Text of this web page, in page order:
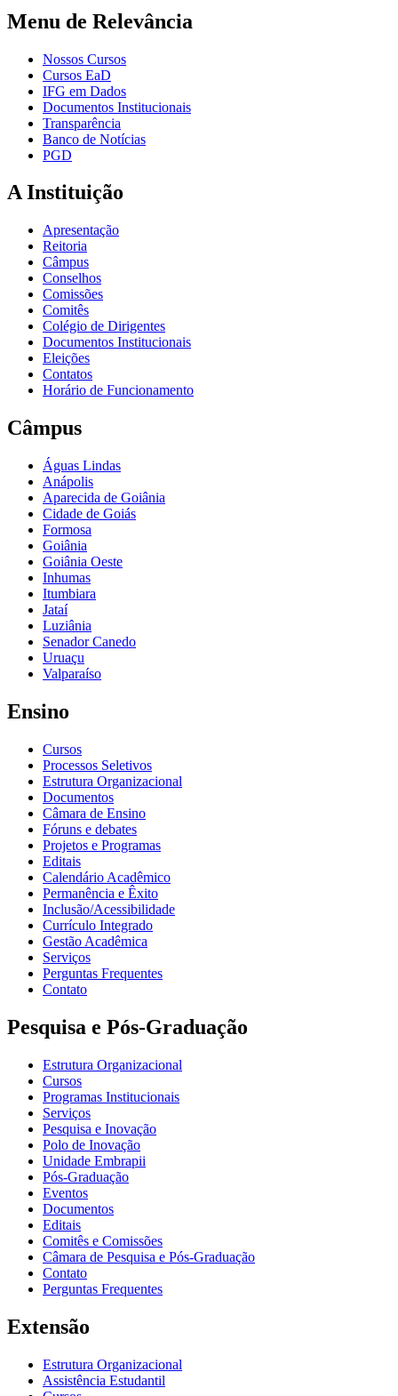
Menu de Relevância
Nossos Cursos
Cursos EaD
IFG em Dados
Documentos Institucionais
Transparência
Banco de Notícias
PGD
A Instituição
Apresentação
Reitoria
Câmpus
Conselhos
Comissões
Comitês
Colégio de Dirigentes
Documentos Institucionais
Eleições
Contatos
Horário de Funcionamento
Câmpus
Águas Lindas
Anápolis
Aparecida de Goiânia
Cidade de Goiás
Formosa
Goiânia
Goiânia Oeste
Inhumas
Itumbiara
Jataí
Luziânia
Senador Canedo
Uruaçu
Valparaíso
Ensino
Cursos
Processos Seletivos
Estrutura Organizacional
Documentos
Câmara de Ensino
Fóruns e debates
Projetos e Programas
Editais
Calendário Acadêmico
Permanência e Êxito
Inclusão/Acessibilidade
Currículo Integrado
Gestão Acadêmica
Serviços
Perguntas Frequentes
Contato
Pesquisa e Pós-Graduação
Estrutura Organizacional
Cursos
Programas Institucionais
Serviços
Pesquisa e Inovação
Polo de Inovação
Unidade Embrapii
Pós-Graduação
Eventos
Documentos
Editais
Comitês e Comissões
Câmara de Pesquisa e Pós-Graduação
Contato
Perguntas Frequentes
Extensão
Estrutura Organizacional
Assistência Estudantil